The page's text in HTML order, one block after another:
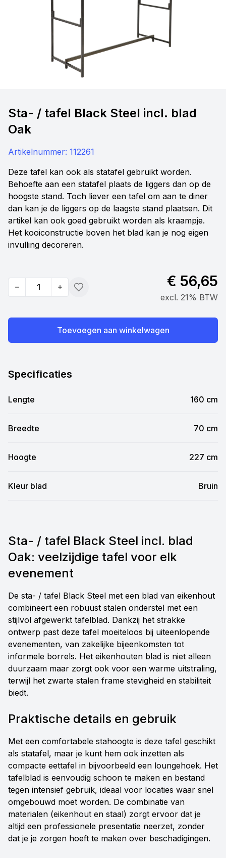
Sta- / tafel Black Steel incl. blad
Oak
Artikelnummer: 112261
Deze tafel kan ook als statafel gebruikt worden.
Behoefte aan een statafel plaats de liggers dan op de
hoogste stand. Toch liever een tafel om aan te diner
dan kan je de liggers op de laagste stand plaatsen. Dit
artikel kan ook goed gebruikt worden als kraampje.
Het kooiconstructie boven het blad kan je nog eigen
invulling decoreren.
Quantity Toevoegen
€ 56,65
excl. 21% BTW
Toevoegen aan winkelwagen
Specificaties
Lengte 160 cm
Breedte 70 cm
Hoogte 227 cm
Kleur blad Bruin
Sta- / tafel Black Steel incl. blad
Oak: veelzijdige tafel voor elk
evenement
De sta- / tafel Black Steel met een blad van eikenhout
combineert een robuust stalen onderstel met een
stijlvol afgewerkt tafelblad. Dankzij het strakke
ontwerp past deze tafel moeiteloos bij uiteenlopende
evenementen, van zakelijke bijeenkomsten tot
informele borrels. Het eikenhouten blad is niet alleen
duurzaam maar zorgt ook voor een warme uitstraling,
terwijl het zwarte stalen frame stevigheid en stabiliteit
biedt.
Praktische details en gebruik
Met een comfortabele stahoogte is deze tafel geschikt
als statafel, maar je kunt hem ook inzetten als
compacte eettafel in bijvoorbeeld een loungehoek. Het
tafelblad is eenvoudig schoon te maken en bestand
tegen intensief gebruik, ideaal voor locaties waar snel
omgebouwd moet worden. De combinatie van
materialen (eikenhout en staal) zorgt ervoor dat je
altijd een professionele presentatie neerzet, zonder
dat je je zorgen hoeft te maken over beschadigingen.